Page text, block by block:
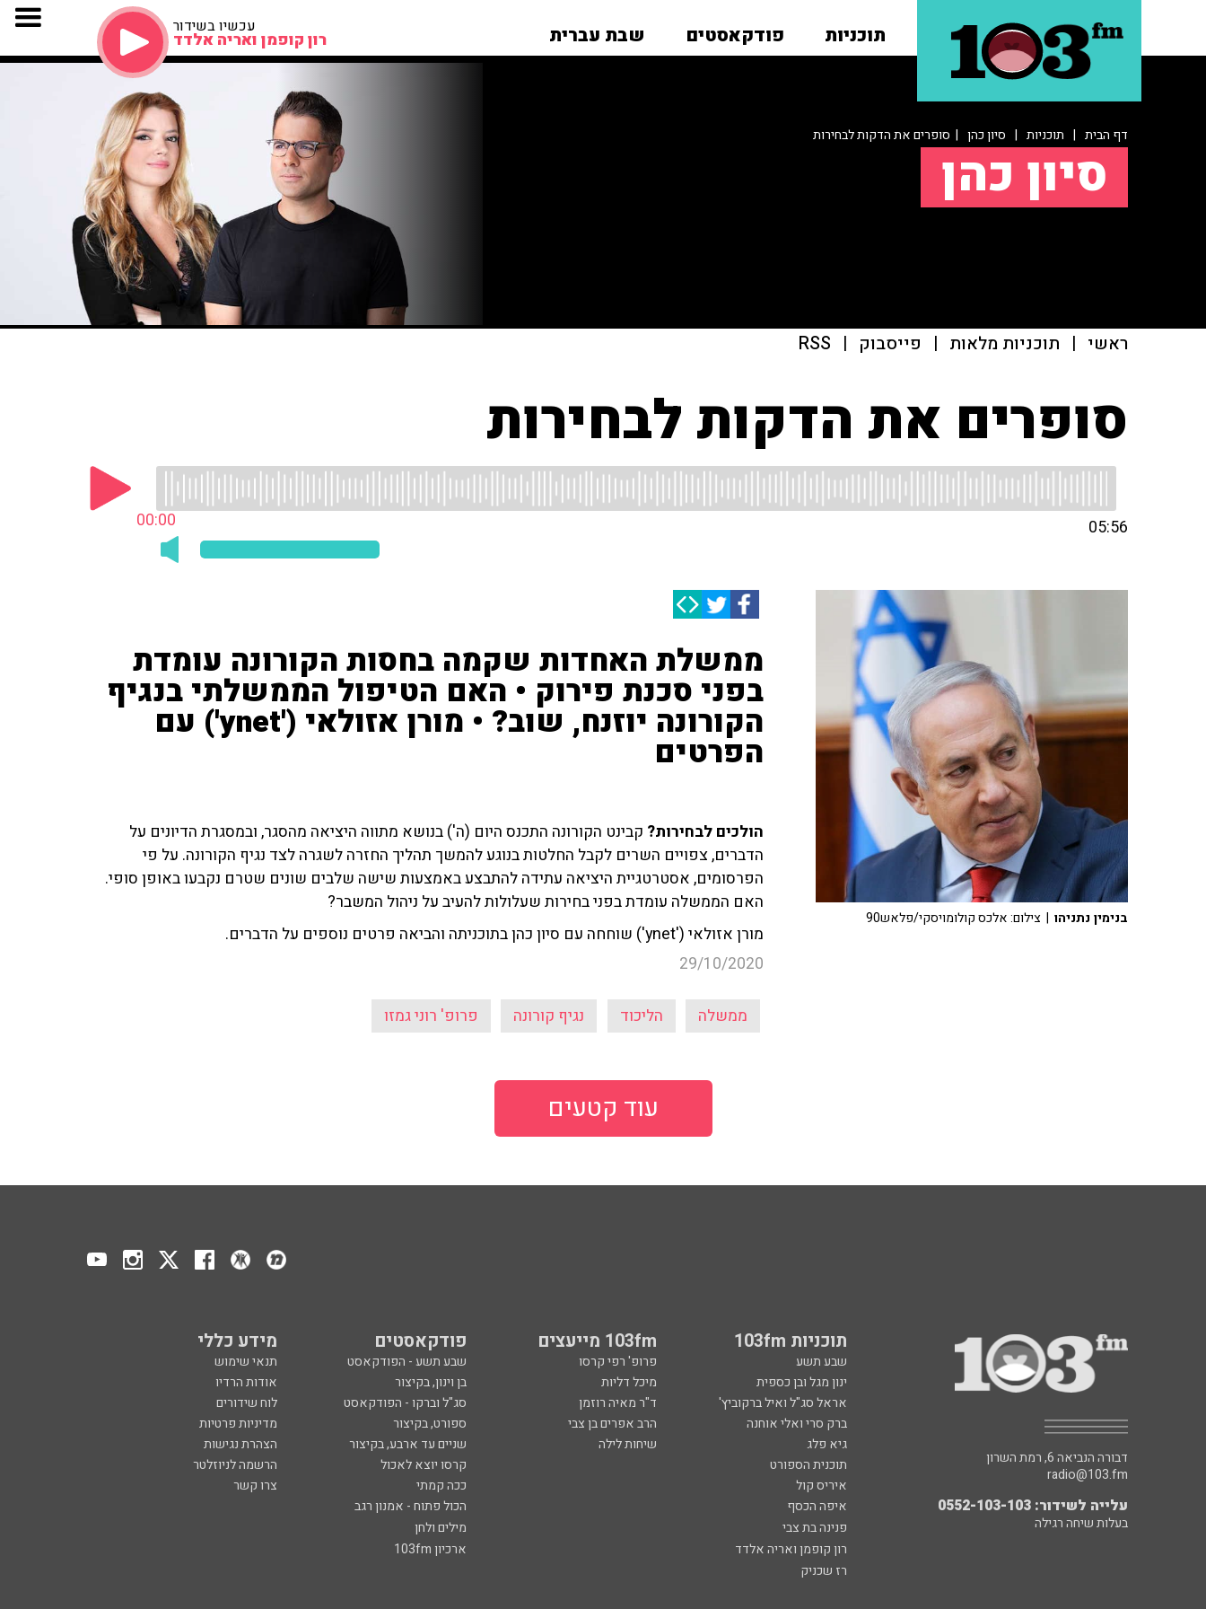
תוכניות פודקאסטים שבת עברית עכשיו בשידור
רון קופמן ואריה אלדד
דף הבית | תוכניות | סיון כהן | סופרים את הדקות לבחירות
סיון כהן
ראשי | תוכניות מלאות | פייסבוק |
RSS
סופרים את הדקות לבחירות
00:00 05:56
ממשלת האחדות שקמה בחסות הקורונה עומדת
בפני סכנת פירוק • האם הטיפול הממשלתי בנגיף
הקורונה יוזנח, שוב? • מורן אזולאי ('ynet') עם
הפרטים
הולכים לבחירות? קבינט הקורונה התכנס היום (ה') בנושא מתווה היציאה מהסגר, ובמסגרת הדיונים על
הדברים, צפויים השרים לקבל החלטות בנוגע להמשך תהליך החזרה לשגרה לצד נגיף הקורונה. על פי
הפרסומים, אסטרטגיית היציאה עתידה להתבצע באמצעות שישה שלבים שונים שטרם נקבעו באופן סופי.
האם הממשלה עומדת בפני בחירות שעלולות להעיב על ניהול המשבר?
מורן אזולאי ('ynet') שוחחה עם סיון כהן בתוכניתה והביאה פרטים נוספים על הדברים.
29/10/2020
ממשלה הליכוד נגיף קורונה פרופ' רוני גמזו
בנימין נתניהו | צילום: אלכס קולומויסקי/פלאש90
עוד קטעים
תוכניות 103fm 103fm מייעצים פודקאסטים מידע כללי
שבע תשע פרופ' רפי קרסו שבע תשע - הפודקאסט
תנאי שימוש
ינון מגל ובן כספית
מיכל דליות בן וינון, בקיצור
אודות הרדיו
אראל סג"ל ואיל ברקוביץ'
ד"ר מאיה רוזמן סג"ל וברקו - הפודקאסט
לוח שידורים
ברק סרי ואלי אוחנה
הרב אפרים בן צבי ספורט, בקיצור
מדיניות פרטיות
גיא פלג
שיחות לילה שניים עד ארבע, בקיצור
הצהרת נגישות
תוכנית הספורט
קרסו יוצא לאכול
הרשמה לניוזלטר
איריס קול
ככה קמתי
צרו קשר
איפה הכסף
הכול פתוח - אמנון רגב
פנינה בת צבי
מילים ולחן
רון קופמן ואריה אלדד
ארכיון 103fm
רז שכניק
דבורה הנביאה 6, רמת השרון
radio@103.fm
עלייה לשידור: 0552-103-103
בעלות שיחה רגילה